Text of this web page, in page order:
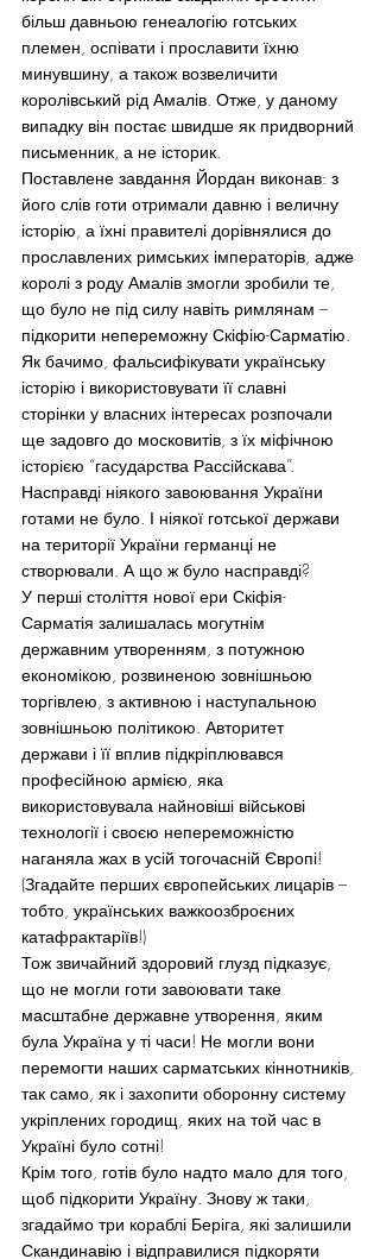
більш давньою генеалогію готських
племен, оспівати і прославити їхню
минувшину, а також возвеличити
королівський рід Амалів. Отже, у даному
випадку він постає швидше як придворний
письменник, а не історик.
Поставлене завдання Йордан виконав: з
його слів готи отримали давню і величну
історію, а їхні правителі дорівнялися до
прославлених римських імператорів, адже
королі з роду Амалів змогли зробили те,
що було не під силу навіть римлянам –
підкорити непереможну Скіфію-Сарматію.
Як бачимо, фальсифікувати українську
історію і використовувати її славні
сторінки у власних інтересах розпочали
ще задовго до московитів, з їх міфічною
історією “гасударства Рассійскава”.
Насправді ніякого завоювання України
готами не було. І ніякої готської держави
на території України германці не
створювали. А що ж було насправді?
У перші століття нової ери Скіфія-
Сарматія залишалась могутнім
державним утворенням, з потужною
економікою, розвиненою зовнішньою
торгівлею, з активною і наступальною
зовнішньою політикою. Авторитет
держави і її вплив підкріплювався
професійною армією, яка
використовувала найновіші військові
технології і своєю непереможністю
наганяла жах в усій тогочасній Європі!
(Згадайте перших європейських лицарів –
тобто, українських важкоозброєних
катафрактаріїв!)
Тож звичайний здоровий глузд підказує,
що не могли готи завоювати таке
масштабне державне утворення, яким
була Україна у ті часи! Не могли вони
перемогти наших сарматських кіннотників,
так само, як і захопити оборонну систему
укріплених городищ, яких на той час в
Україні було сотні!
Крім того, готів було надто мало для того,
щоб підкорити Україну. Знову ж таки,
згадаймо три кораблі Беріга, які залишили
Скандинавію і відправилися підкоряти